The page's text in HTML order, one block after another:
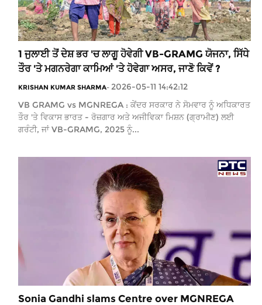
1 ਜੁਲਾਈ ਤੋਂ ਦੇਸ਼ ਭਰ 'ਚ ਲਾਗੂ ਹੋਵੇਗੀ VB-GRAMG ਯੋਜਨਾ, ਸਿੱਧੇ
ਤੌਰ 'ਤੇ ਮਗਨਰੇਗਾ ਕਾਮਿਆਂ 'ਤੇ ਹੋਵੇਗਾ ਅਸਰ, ਜਾਣੋ ਕਿਵੇਂ ?
KRISHAN KUMAR SHARMA- 2026-05-11 14:42:12
VB GRAMG vs MGNREGA : ਕੇਂਦਰ ਸਰਕਾਰ ਨੇ ਸੋਮਵਾਰ ਨੂੰ ਅਧਿਕਾਰਤ
ਤੌਰ 'ਤੇ ਵਿਕਾਸ ਭਾਰਤ - ਰੋਜ਼ਗਾਰ ਅਤੇ ਅਜੀਵਿਕਾ ਮਿਸ਼ਨ (ਗ੍ਰਾਮੀਣ) ਲਈ
ਗਰੰਟੀ, ਜਾਂ VB-GRAMG, 2025 ਨੂੰ...
Sonia Gandhi slams Centre over MGNREGA